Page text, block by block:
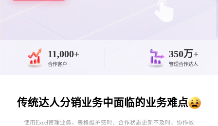
11,000+
合作客户
350万+
管理合作达人
传统达人分销业务中面临的业务难点
使用Excel管理业务，表格维护费时、合作状态更新不及时、协作效